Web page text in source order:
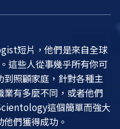
短片，他們是來自全球
這些人從事幾乎所有你可
照顧家庭，針對各種主
有多麼不同，或者他們
這個簡單而強大
們獲得成功。